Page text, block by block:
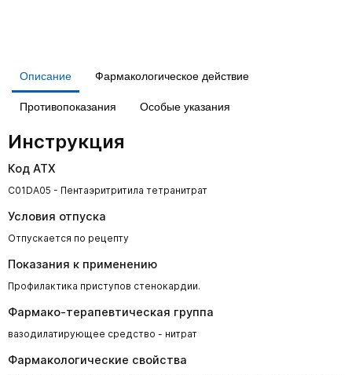
Описание Фармакологическое действие
Противопоказания Особые указания
Инструкция
Код АТХ
C01DA05 - Пентаэритритила тетранитрат
Условия отпуска
Отпускается по рецепту
Показания к применению
Профилактика приступов стенокардии.
Фармако-терапевтическая группа
вазодилатирующее средство - нитрат
Фармакологические свойства